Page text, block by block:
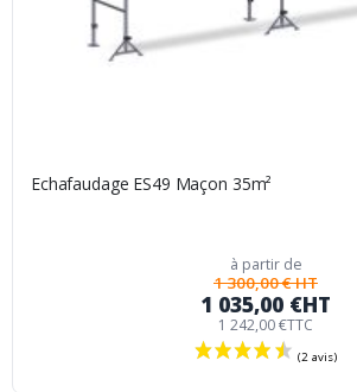
Echafaudage ES49 Maçon 35m²
à partir de
1 300,00 € HT
1 035,00 €HT
1 242,00 €TTC